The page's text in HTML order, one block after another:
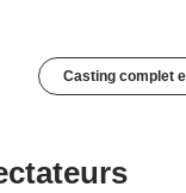
Casting complet